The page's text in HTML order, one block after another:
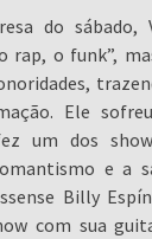
do sábado,
rap, o funk”,
Ele
um dos
e a
Billy
com sua